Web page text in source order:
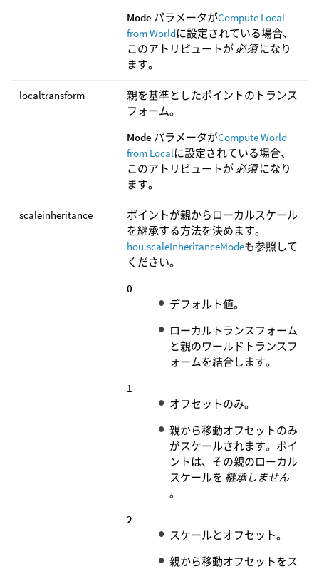
Mode パラメータがCompute Local
from Worldに設定されている場合、
このアトリビュートが 必須になり
ます。
localtransform
親を基準としたポイントのトランス
フォーム。
Mode パラメータがCompute World
from Localに設定されている場合、
このアトリビュートが 必須になり
ます。
scaleinheritance
ポイントが親からローカルスケール
を継承する方法を決めます。
hou.scaleInheritanceModeも参照して
ください。
0
デフォルト値。
ローカルトランスフォーム
と親のワールドトランスフ
ォームを結合します。
1
オフセットのみ。
親から移動オフセットのみ
がスケールされます。ポイ
ントは、その親のローカル
スケールを 継承しません
。
2
スケールとオフセット。
親から移動オフセットをス